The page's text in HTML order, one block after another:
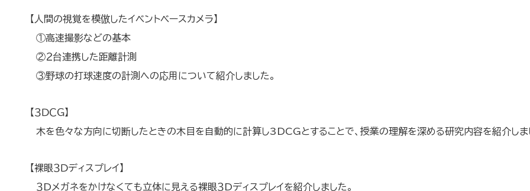
【人間の視覚を模倣したイベントベースカメラ】
①高速撮影などの基本
②２台連携した距離計測
③野球の打球速度の計測への応用について紹介しました。
【３ＤＣＧ】
木を色々な方向に切断したときの木目を自動的に計算し3DCGとすることで、授業の理解を深める研究内容を紹介しま
【裸眼３Ｄディスプレイ】
３Dメガネをかけなくても立体に見える裸眼３Dディスプレイを紹介しました。